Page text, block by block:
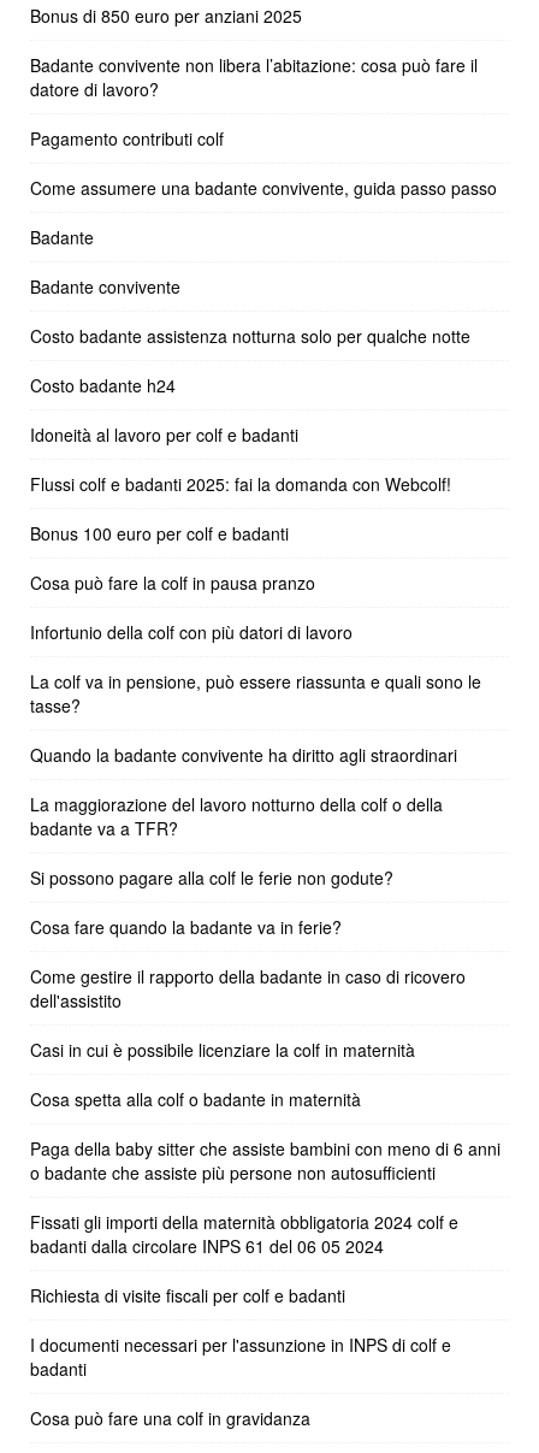
Bonus di 850 euro per anziani 2025
Badante convivente non libera l’abitazione: cosa può fare il
datore di lavoro?
Pagamento contributi colf
Come assumere una badante convivente, guida passo passo
Badante
Badante convivente
Costo badante assistenza notturna solo per qualche notte
Costo badante h24
Idoneità al lavoro per colf e badanti
Flussi colf e badanti 2025: fai la domanda con Webcolf!
Bonus 100 euro per colf e badanti
Cosa può fare la colf in pausa pranzo
Infortunio della colf con più datori di lavoro
La colf va in pensione, può essere riassunta e quali sono le
tasse?
Quando la badante convivente ha diritto agli straordinari
La maggiorazione del lavoro notturno della colf o della
badante va a TFR?
Si possono pagare alla colf le ferie non godute?
Cosa fare quando la badante va in ferie?
Come gestire il rapporto della badante in caso di ricovero
dell'assistito
Casi in cui è possibile licenziare la colf in maternità
Cosa spetta alla colf o badante in maternità
Paga della baby sitter che assiste bambini con meno di 6 anni
o badante che assiste più persone non autosufficienti
Fissati gli importi della maternità obbligatoria 2024 colf e
badanti dalla circolare INPS 61 del 06 05 2024
Richiesta di visite fiscali per colf e badanti
I documenti necessari per l'assunzione in INPS di colf e
badanti
Cosa può fare una colf in gravidanza